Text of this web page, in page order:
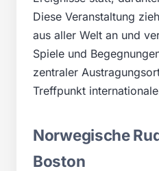
Diese Veranstaltung
aus aller Welt an und
Spiele und
zentraler
Treffpunkt
Norwegische
Boston